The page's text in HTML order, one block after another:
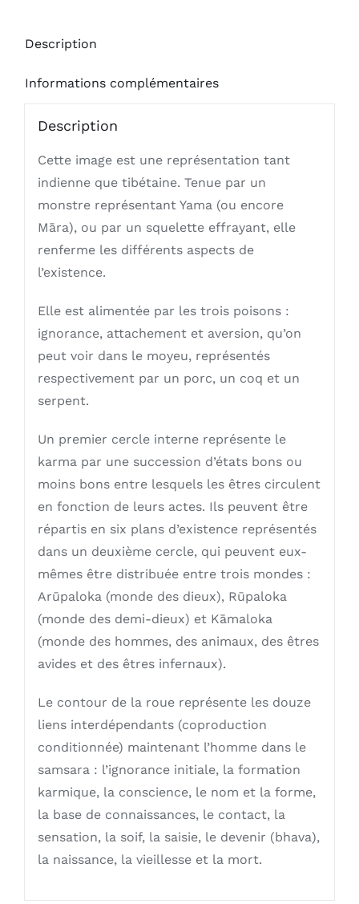
Description
Informations complémentaires
Description
Cette image est une représentation tant
indienne que tibétaine. Tenue par un
monstre représentant Yama (ou encore
Māra), ou par un squelette effrayant, elle
renferme les différents aspects de
l’existence.
Elle est alimentée par les trois poisons :
ignorance, attachement et aversion, qu’on
peut voir dans le moyeu, représentés
respectivement par un porc, un coq et un
serpent.
Un premier cercle interne représente le
karma par une succession d’états bons ou
moins bons entre lesquels les êtres circulent
en fonction de leurs actes. Ils peuvent être
répartis en six plans d’existence représentés
dans un deuxième cercle, qui peuvent eux-
mêmes être distribuée entre trois mondes :
Arūpaloka (monde des dieux), Rūpaloka
(monde des demi-dieux) et Kāmaloka
(monde des hommes, des animaux, des êtres
avides et des êtres infernaux).
Le contour de la roue représente les douze
liens interdépendants (coproduction
conditionnée) maintenant l’homme dans le
samsara : l’ignorance initiale, la formation
karmique, la conscience, le nom et la forme,
la base de connaissances, le contact, la
sensation, la soif, la saisie, le devenir (bhava),
la naissance, la vieillesse et la mort.